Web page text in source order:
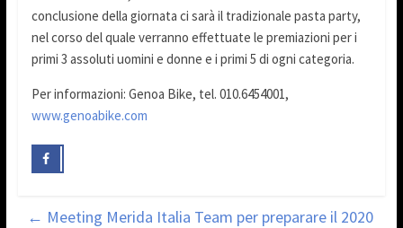
conclusione della giornata ci sarà il tradizionale pasta party,
nel corso del quale verranno effettuate le premiazioni per i
primi 3 assoluti uomini e donne e i primi 5 di ogni categoria.
Per informazioni: Genoa Bike, tel. 010.6454001,
www.genoabike.com
← Meeting Merida Italia Team per preparare il 2020